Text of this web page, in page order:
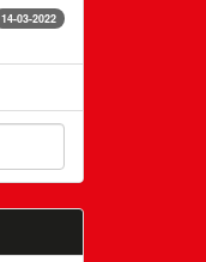
14-03-2022